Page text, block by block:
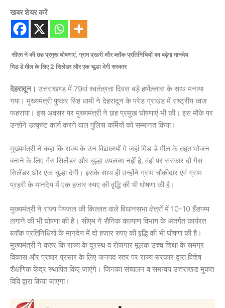
खबर शेयर करें
सीएम ने की छह प्रमुख घोषणाएं, ग्राम प्रहरी और ब्लॉक प्रतिनिधियों का बढ़ेगा मानदेय
मिड डे मील के लिए 2 सिलेंडर और एक चूल्हा देगी सरकार
देहरादून। उत्तराखण्ड में 79वां स्वतंत्रता दिवस बड़े हर्षोल्लास के साथ मनाया
गया। मुख्यमंत्री पुष्कर सिंह धामी ने देहरादून के परेड ग्राउंड में राष्ट्रीय ध्वज
फहराया। इस अवसर पर मुख्यमंत्री ने छह प्रमुख घोषणाएं भी की। इस मौके पर
उन्होंने उत्कृष्ट कार्य करने वाल पुलिस कर्मियों को सम्मानत किया।
मुख्यमंत्री ने कहा कि राज्य के उन विद्यालयों मे जहां मिड डे मील के तहत भोजन
बनाने के लिए गैस सिलेंडर और चूल्हा उपलब्ध नहीं है, वहां पर सरकार दो गैस
सिलेंडर और एक चूल्हा देगी। इसके साथ ही उन्होंने ग्राम चौकीदार एवं ग्राम
प्रहरी के मानदेय में एक हजार रुपए की वृद्धि की भी घोषणा की है।
मुख्यमंत्री ने राज्य पेयजल की किल्लत वाले विधानसभा क्षेत्रों में 10-10 हैंडपम्प
लगाने की भी घोषणा की है। सीएम ने सैनिक कल्याण विभाग के अंतर्गत कार्यरत
ब्लॉक प्रतिनिधियों के मानदेय में दो हजार रुपए की वृद्धि की भी घोषणा की है।
मुख्यमंत्री ने कहर कि राज्य के दूरस्थ व रोजगार मूलक उच्च शिक्षा के समग्र
विकास और प्रचार प्रसार के लिए जनपद स्तर पर राज्य सरकार द्वारा विशेष
शैक्षणिक केंद्र स्थापित किए जाएंगे। जिनका संचालन व समन्वय उत्तराखड मुकत
विवि द्वारा किया जाएगा।